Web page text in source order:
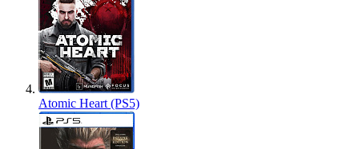
Atomic Heart (PS5)